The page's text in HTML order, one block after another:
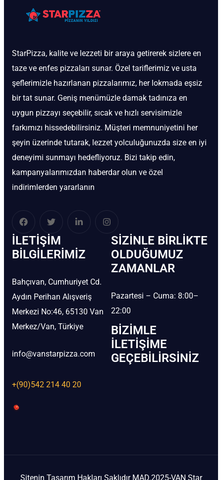
StarPizza, kalite ve lezzeti bir araya getirerek sizlere en
taze ve enfes pizzaları sunar. Özel tariflerimiz ve usta
şeflerimizle hazırlanan pizzalarımız, her lokmada eşsiz
bir tat sunar. Geniş menümüzle damak tadınıza en
uygun pizzayı seçebilir, sıcak ve hızlı servisimizle
farkımızı hissedebilirsiniz. Müşteri memnuniyetini her
şeyin üzerinde tutarak, lezzet yolculuğunuzda size en iyi
deneyimi sunmayı hedefliyoruz. Bizi takip edin,
kampanyalarımızdan haberdar olun ve özel
indirimlerden yararlanın
İLETIŞIM
BİLGILERIMIZ
Bahçıvan, Cumhuriyet Cd.
Aydın Perihan Alışveriş
Merkezi No:46, 65130 Van
Merkez/Van, Türkiye
info@vanstarpizza.com
+(90)542 214 40 20
SIZINLE BIRLIKTE
OLDUĞUMUZ
ZAMANLAR
Pazartesi – Cuma: 8:00–
22:00
BIZIMLE
İLETIŞIME
GEÇEBILIRSINIZ
Sitenin Tasarım Hakları Saklıdır MAD.2025-VAN Star